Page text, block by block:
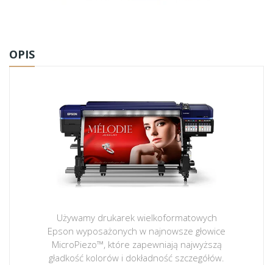
OPIS
Używamy drukarek wielkoformatowych
Epson wyposażonych w najnowsze głowice
MicroPiezo™, które zapewniają najwyższą
gładkość kolorów i dokładność szczegółów.